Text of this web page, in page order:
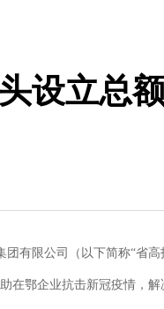
设立总
团有限公司（以下简称“省
在鄂企业抗击新冠疫情，